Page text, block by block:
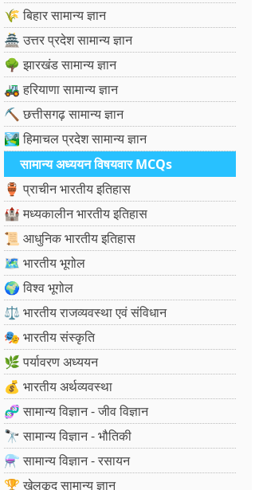
🌾 बिहार सामान्य ज्ञान
🏯 उत्तर प्रदेश सामान्य ज्ञान
🌳 झारखंड सामान्य ज्ञान
🚜 हरियाणा सामान्य ज्ञान
⛏️ छत्तीसगढ़ सामान्य ज्ञान
🏞️ हिमाचल प्रदेश सामान्य ज्ञान
सामान्य अध्ययन विषयवार MCQs
🏺 प्राचीन भारतीय इतिहास
🏰 मध्यकालीन भारतीय इतिहास
📜 आधुनिक भारतीय इतिहास
🗺️ भारतीय भूगोल
🌍 विश्व भूगोल
⚖️ भारतीय राजव्यवस्था एवं संविधान
🎭 भारतीय संस्कृति
🌿 पर्यावरण अध्ययन
💰 भारतीय अर्थव्यवस्था
🧬 सामान्य विज्ञान - जीव विज्ञान
🔭 सामान्य विज्ञान - भौतिकी
⚗️ सामान्य विज्ञान - रसायन
🏆 खेलकूद सामान्य ज्ञान